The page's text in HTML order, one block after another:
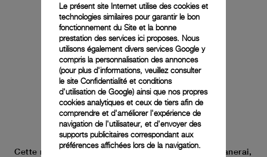
Cette montre est présentée dans le nouvel écrin Panerai,
Le présent site Internet utilise des cookies et
technologies similaires pour garantir le bon
fonctionnement du Site et la bonne
prestation des services ici proposes. Nous
utilisons également divers services Google y
compris la personnalisation des annonces
(pour plus d'informations, veuillez consulter
le site Confidentialité et conditions
d'utilisation de Google) ainsi que nos propres
cookies analytiques et ceux de tiers afin de
comprendre et d'améliorer l'expérience de
navigation de l'utilisateur, et d'envoyer des
supports publicitaires correspondant aux
préférences affichées lors de la navigation.